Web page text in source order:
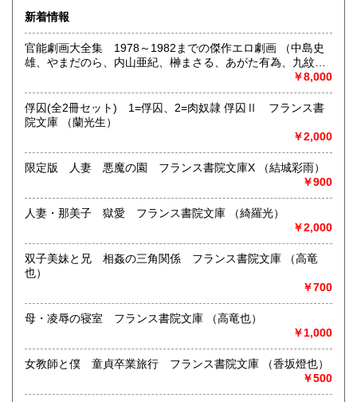
沿線名：東京メトロ半蔵門線 都営三田線 都営新宿線
最寄駅：神保町駅徒歩1分
営業時間：平日10:30-19:00 日・祝日11:00-18:30
定休日：年末年始(30日～3日)※28日以降の通販は翌年以降対
応とさせていただきます。
書籍の買取について
-
取り扱い分野
趣味、サブカルチャー、古書一般（その他）
新着情報
官能劇画大全集 1978～1982までの傑作エロ劇画 （中島史
雄、やまだのら、内山亜紀、榊まさる、あがた有為、九紋
竜、つつみ進、間宮青児、沢田竜治、いしかわじゅん・ひさ
うちみちお、村祖俊一、ダーティ松本、谷口敬、三沢伸、平
口広美、小多魔若史、田口智明、つか絵夢子、やまもと浩
二、土屋慎吾、編者=高取英）
￥8,000
俘囚(全2冊セット) 1=俘囚、2=肉奴隷 俘囚Ⅱ フランス書
院文庫 （蘭光生）
￥2,000
限定版 人妻 悪魔の園 フランス書院文庫X （結城彩雨）
￥900
人妻・那美子 獄愛 フランス書院文庫 （綺羅光）
￥2,000
双子美妹と兄 相姦の三角関係 フランス書院文庫 （高竜
也）
￥700
母・凌辱の寝室 フランス書院文庫 （高竜也）
￥1,000
女教師と僕 童貞卒業旅行 フランス書院文庫 （香坂燈也）
￥500